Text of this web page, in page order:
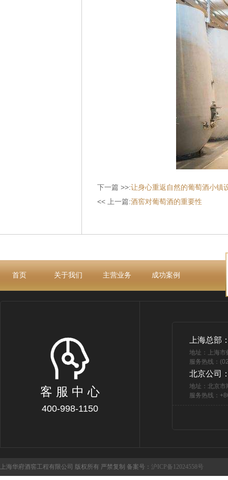
下一篇 >>:让身心重返自然的葡萄酒小镇
<< 上一篇:酒窖对葡萄酒的重要性
首页 关于我们 主营业务 成功案例
客 服 中 心
400-998-1150
上海总部
地址：上海
服务热线：
北京公司
地址：北京市
服务热线：
上海华府酒窖工程有限公司 版权所有 严禁复制 备案号： 沪ICP备12024558号